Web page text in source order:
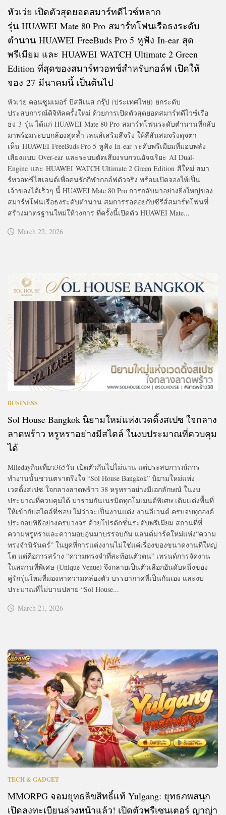
หัวเว่ย เปิดตัวสุดยอดสมาร์ทดีไวซ์หลาก
รุ่น HUAWEI Mate 80 Pro สมาร์ทโฟนเรือธงระดับ
ตำนาน HUAWEI FreeBuds Pro 5 หูฟัง In-ear สุด
พรีเมียม และ HUAWEI WATCH Ultimate 2 Green
Edition ที่สุดของสมาร์ทวอทช์สำหรับกอล์ฟ เปิดให้
จอง 27 มีนาคมนี้ เป็นต้นไป
หัวเว่ย คอนซูมเมอร์ บิสสิเนส กรุ๊ป (ประเทศไทย) ยกระดับ
ประสบการณ์ดิจิทัลครั้งใหม่ ด้วยการเปิดตัวสุดยอดสมาร์ทดีไวซ์เรือ
ธง 3 รุ่น ได้แก่ HUAWEI Mate 80 Pro สมาร์ทโฟนระดับตำนานที่กลับ
มาพร้อมระบบกล้องสุดล้ำ เลนส์เสริมสีจริง ให้สีสันสมจริงดุจตา
เห็น HUAWEI FreeBuds Pro 5 หูฟัง In-ear ระดับพรีเมียมที่มอบพลัง
เสียงแบบ Over-ear และระบบตัดเสียงรบกวนอัจฉริยะ AI Dual-
Engine และ HUAWEI WATCH Ultimate 2 Green Edition สีใหม่ สมา
ร์ทวอทช์ไฮเอนด์เพื่อคนรักกีฬากอล์ฟตัวจริง พร้อมเปิดจองให้เป็น
เจ้าของได้เร็วๆ นี้ HUAWEI Mate 80 Pro การกลับมาอย่างยิ่งใหญ่ของ
สมาร์ทโฟนเรือธงระดับตำนาน สมการรอคอยกับซีรีส์สมาร์ทโฟนที่
สร้างมาตรฐานใหม่ให้วงการ ที่ครั้งนี้เปิดตัว HUAWEI Mate...
March 22, 2026
BUSINESS
Sol House Bangkok นิยามใหม่แห่งเวดดิ้งสเปซ ใจกลาง
ลาดพร้าว หรูหราอย่างมีสไตล์ ในงบประมาณที่ควบคุม
ได้
Miledayกินเที่ยว365วัน เปิดตัวกันไปไม่นาน แต่ประสบการณ์การ
ทำงานนั้นชวนตราตรึงใจ “Sol House Bangkok” นิยามใหม่แห่ง
เวดดิ้งสเปซ ใจกลางลาดพร้าว 38 หรูหราอย่างมีเอกลักษณ์ ในงบ
ประมาณที่ควบคุมได้ มาร่วมกันเนรมิตทุกโมเมนต์พิเศษ เติมเเต่งพื้นที่
ให้เข้ากับสไตล์ที่ชอบ ไม่ว่าจะเป็นงานแต่ง งานอีเวนต์ ครบจบทุกองค์
ประกอบพิธีอย่างครบวงจร ด้วยโปรดักชั่นระดับพรีเมียม สถานที่ที่
ความหรูหราและความอบอุ่นมาบรรจบกัน แลนด์มาร์คใหม่แห่ง“ความ
ทรงจำนิรันดร์” ในยุคที่การแต่งงานไม่ใช่แค่เรื่องของขนาดงานที่ใหญ่
โต แต่คือการสร้าง “ความทรงจำที่สะท้อนตัวตน” เทรนด์การจัดงาน
ในสถานที่พิเศษ (Unique Venue) จึงกลายเป็นตัวเลือกอันดับหนึ่งของ
คู่รักรุ่นใหม่ที่มองหาความคล่องตัว บรรยากาศที่เป็นกันเอง และงบ
ประมาณที่ไม่บานปลาย “Sol House...
March 21, 2026
TECH & GADGET
MMORPG จอมยุทธลิขสิทธิ์แท้ Yulgang: ยุทธภพสนุก
เปิดลงทะเบียนล่วงหน้าแล้ว! เปิดตัวพรีเซนเตอร์ ญาญ่า